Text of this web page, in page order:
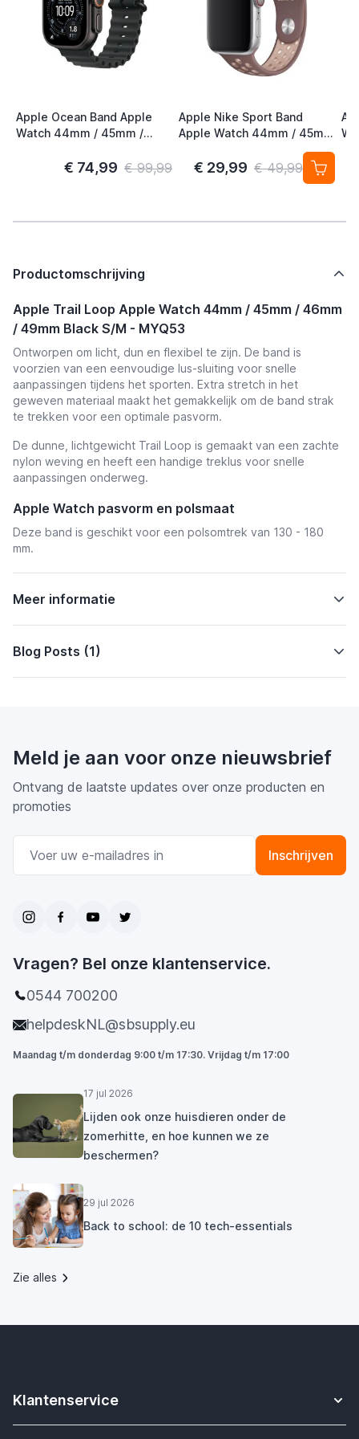
Apple Ocean Band Apple
Watch 44mm / 45mm /
Titanium€ 74,99 € 99,99
Apple Nike Sport Band
Apple Watch 44mm / 45mm
/ 46mm / 49mm Smokey
Mauve / Particle Beige
€ 29,99 € 49,99
Productomschrijving
Apple Trail Loop Apple Watch 44mm / 45mm / 46mm
/ 49mm Black S/M - MYQ53
Ontworpen om licht, dun en flexibel te zijn. De band is
voorzien van een eenvoudige lus-sluiting voor snelle
aanpassingen tijdens het sporten. Extra stretch in het
geweven materiaal maakt het gemakkelijk om de band strak
te trekken voor een optimale pasvorm.
De dunne, lichtgewicht Trail Loop is gemaakt van een zachte
nylon weving en heeft een handige treklus voor snelle
aanpassingen onderweg.
Apple Watch pasvorm en polsmaat
Deze band is geschikt voor een polsomtrek van 130 - 180
mm.
Meer informatie
Blog Posts (1)
Meld je aan voor onze nieuwsbrief
Ontvang de laatste updates over onze producten en
promoties
Inschrijven
Vragen? Bel onze klantenservice.
0544 700200
helpdeskNL@sbsupply.eu
Maandag t/m donderdag 9:00 t/m 17:30. Vrijdag t/m 17:00
17 jul 2026
Lijden ook onze huisdieren onder de
zomerhitte, en hoe kunnen we ze
beschermen?
29 jul 2026
Back to school: de 10 tech-essentials
Zie alles
Klantenservice